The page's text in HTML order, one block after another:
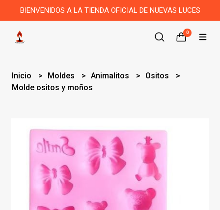
BIENVENIDOS A LA TIENDA OFICIAL DE NUEVAS LUCES
0
Inicio Moldes Animalitos
Ositos
Molde ositos y moños